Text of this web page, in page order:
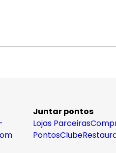
Juntar pontos
Lojas Parceiras
PontosClube